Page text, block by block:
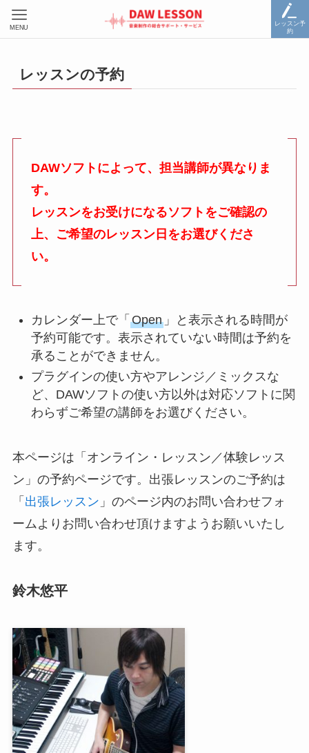
レッスン予
約
MENU
レッスンの予約
DAWソフトによって、担当講師が異なりま
す。
レッスンをお受けになるソフトをご確認の
上、ご希望のレッスン日をお選びくださ
い。
カレンダー上で「 Open」と表示される時間が
予約可能です。表示されていない時間は予約を
承ることができません。
プラグインの使い方やアレンジ／ミックスな
ど、DAWソフトの使い方以外は対応ソフトに関
わらずご希望の講師をお選びください。
本ページは「オンライン・レッスン／体験レッス
ン」の予約ページです。出張レッスンのご予約は
「 出張レッスン 」のページ内のお問い合わせフォ
ームよりお問い合わせ頂けますようお願いいたし
ます。
鈴木悠平